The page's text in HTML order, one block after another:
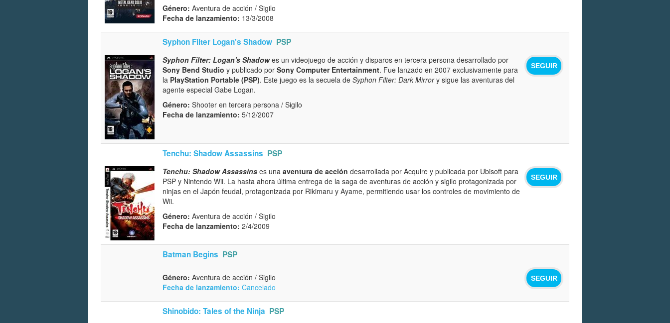
Género: Aventura de acción / Sigilo
Fecha de lanzamiento: 13/3/2008
Syphon Filter Logan's Shadow PSP
SEGUIR
Syphon Filter: Logan's Shadowes un videojuego de acción y disparos en tercera persona desarrollado por
Sony Bend Studio y publicado por Sony Computer Entertainment. Fue lanzado en 2007 exclusivamente para
la PlayStation Portable (PSP). Este juego es la secuela de Syphon Filter: Dark Mirrory sigue las aventuras del
agente especial Gabe Logan.
Género: Shooter en tercera persona / Sigilo
Fecha de lanzamiento: 5/12/2007
Tenchu: Shadow Assassins PSP
SEGUIR
Tenchu: Shadow Assassins es una aventura de acción desarrollada por Acquire y publicada por Ubisoft para
PSP y Nintendo Wii. La hasta ahora última entrega de la saga de aventuras de acción y sigilo protagonizada por
ninjas en el Japón feudal, protagonizada por Rikimaru y Ayame, permitiendo usar los controles de movimiento de
Wii.
Género: Aventura de acción / Sigilo
Fecha de lanzamiento: 2/4/2009
Batman Begins PSP
SEGUIR
Género: Aventura de acción / Sigilo
Fecha de lanzamiento: Cancelado
Shinobido: Tales of the Ninja PSP